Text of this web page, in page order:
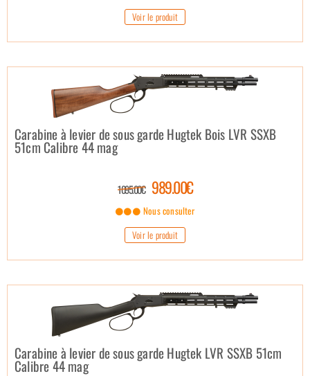
Voir le produit
Carabine à levier de sous garde Hugtek Bois LVR SSXB
51cm Calibre 44 mag
1 095.00€ 989.00€
Nous consulter
Voir le produit
Carabine à levier de sous garde Hugtek LVR SSXB 51cm
Calibre 44 mag